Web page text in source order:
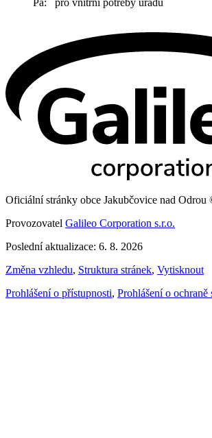
Pá: pro vnitřní potřeby úřadu
Oficiální stránky obce Jakubčovice nad Odrou
Provozovatel Galileo Corporation s.r.o.
Poslední aktualizace: 6. 8. 2026
Změna vzhledu, Struktura stránek, Vytisknout
Prohlášení o přístupnosti, Prohlášení o ochraně